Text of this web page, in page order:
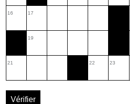
16 17
19
21 22 23
Vérifier